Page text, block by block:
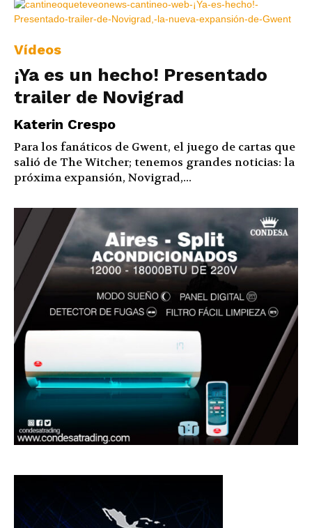
Vídeos
¡Ya es un hecho! Presentado
trailer de Novigrad
Katerin Crespo
Para los fanáticos de Gwent, el juego de cartas que
salió de The Witcher; tenemos grandes noticias: la
próxima expansión, Novigrad,...